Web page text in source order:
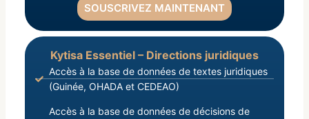
SOUSCRIVEZ MAINTENANT
Kytisa Essentiel – Directions juridiques
Accès à la base de données de textes juridiques
(Guinée, OHADA et CEDEAO)
Accès à la base de données de décisions de